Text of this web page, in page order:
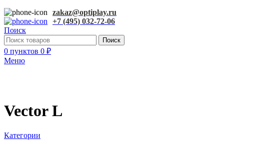
zakaz@optiplay.ru
+7 (495) 032-72-06
Поиск
Поиск
0 пунктов 0 ₽
Меню
Vector L
Категории